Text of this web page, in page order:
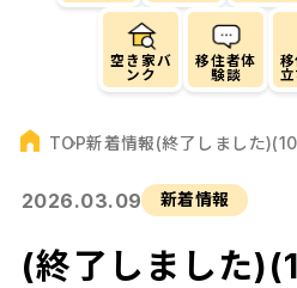
空き家バ
ンク
移住者体
験談
TOP新着情報(終了しました
2026.03.09 新着情報
(終了しました